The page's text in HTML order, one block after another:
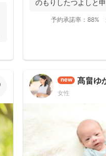
のもりしたつよしと
予約承諾率： 88%
new 髙畠ゆ
女性